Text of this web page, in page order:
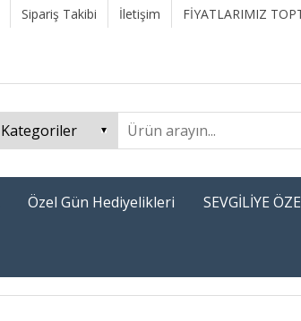
Sipariş Takibi İletişim FİYATLARIMIZ
Özel Gün Hediyelikleri SEVGİLİYE